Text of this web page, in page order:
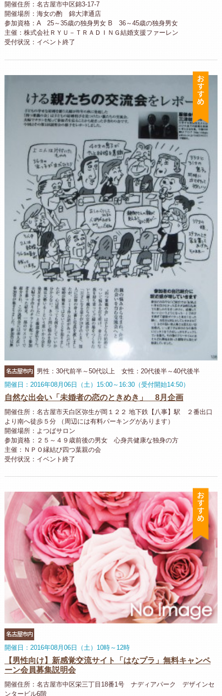
開催住所：名古屋市中区錦3-17-7
開催場所：海女の酌 錦大津通店
参加資格：A 25～35歳の独身男女 B 36～45歳の独身男女
主催：株式会社ＲＹＵ－ＴＲＡＤＩＮＧ結婚支援ファーレン
受付状況：イベント終了
お
名古屋市内
男性：30代前半～50代以上 女性：20代後半～40代後半
開催日：2016年08月06日（土）15:00～16:30（受付開始14:50）
自然な出会い「未婚者の恋のときめき」 8月企画
開催住所：名古屋市天白区弥生が岡１２２ 地下鉄【八事】駅 ２番出口
より南へ徒歩５分 （周辺には有料パーキングがあります）
開催場所：よつばサロン
参加資格：２５～４９歳前後の男女 心身共健康な独身の方
主催：ＮＰＯ縁結び四つ葉親の会
受付状況：イベント終了
お
名古屋市内
開催日：2016年08月06日（土）10時～12時
【男性向け】新感覚交流サイト「はなプラ」無料キャンペ
ーン会員募集説明会
開催住所：名古屋市中区栄三丁目18番1号 ナディアパーク デザインセ
ンタービル6階